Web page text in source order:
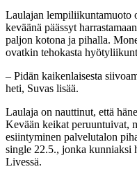
Laulajan lempiliikuntamuoto
keväänä päässyt
paljon kotona ja pihalla.
ovatkin tehokasta
– Pidän kaikenlaisesta
heti, Suvas lisää.
Laulaja on nauttinut, että
Kevään keikat peruuntuivat,
esiintyminen palvelutalon
single 22.5., jonka kunniaksi
Livessä.